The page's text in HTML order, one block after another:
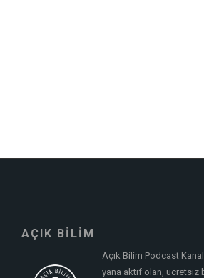
AÇIK BİLİM
Açık Bilim Podcast
yana aktif olan, ücretsiz